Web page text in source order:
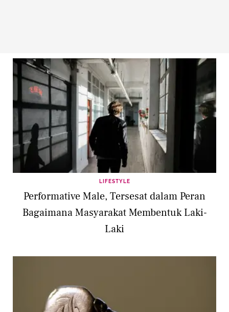
LIFESTYLE
Performative Male, Tersesat dalam Peran
Bagaimana Masyarakat Membentuk Laki-
Laki